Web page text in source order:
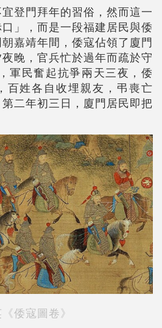
登門拜年的習俗，然而這一
」，而是一段福建居民與倭
嘉靖年間，倭寇佔領了廈門
晚，官兵忙於過年而疏於守
軍民奮起抗爭兩天三夜，倭
百姓各自收埋親友，弔喪亡
二年初三日，廈門居民即把
倭寇圖卷》